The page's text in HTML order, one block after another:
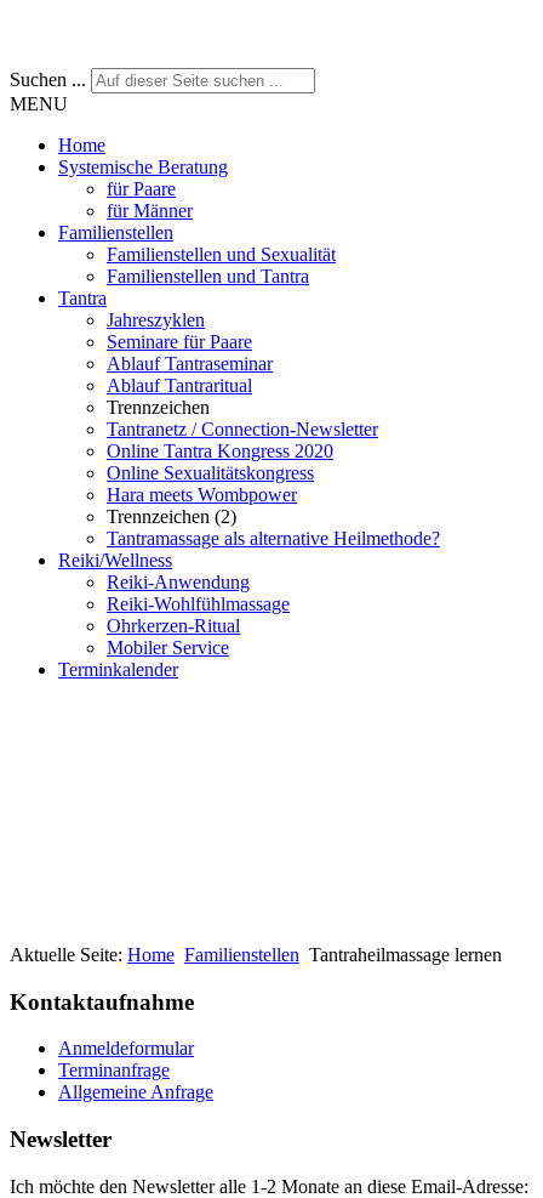
Suchen ...
MENU
Home
Systemische Beratung
für Paare
für Männer
Familienstellen
Familienstellen und Sexualität
Familienstellen und Tantra
Tantra
Jahreszyklen
Seminare für Paare
Ablauf Tantraseminar
Ablauf Tantraritual
Trennzeichen
Tantranetz / Connection-Newsletter
Online Tantra Kongress 2020
Online Sexualitätskongress
Hara meets Wombpower
Trennzeichen (2)
Tantramassage als alternative Heilmethode?
Reiki/Wellness
Reiki-Anwendung
Reiki-Wohlfühlmassage
Ohrkerzen-Ritual
Mobiler Service
Terminkalender
Aktuelle Seite: Home Familienstellen Tantraheilmassage lernen
Kontaktaufnahme
Anmeldeformular
Terminanfrage
Allgemeine Anfrage
Newsletter
Ich möchte den Newsletter alle 1-2 Monate an diese Email-Adresse: